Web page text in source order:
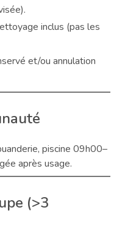
inclus (pas les
et/ou annulation
piscine 09h00–
après usage.
(>3